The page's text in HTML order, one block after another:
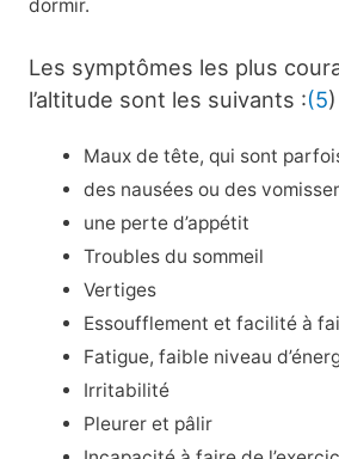
dormir.
Les symptômes les plus
l’altitude sont les suivants :(5)
Maux de tête, qui sont
des nausées ou des
une perte d’appétit
Troubles du sommeil
Vertiges
Essoufflement et facilité à
Fatigue, faible niveau
Irritabilité
Pleurer et pâlir